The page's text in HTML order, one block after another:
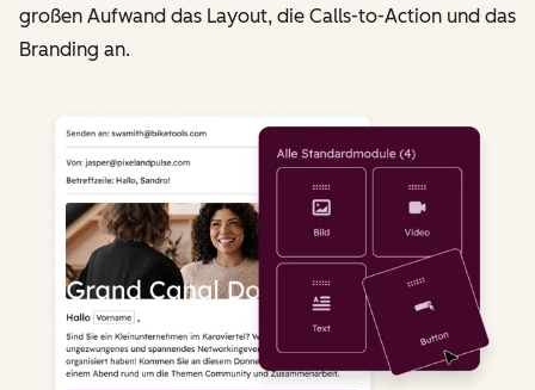
großen Aufwand das Layout, die Calls-to-Action und das
Branding an.